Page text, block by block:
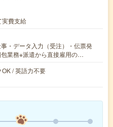
実費支給
・データ入力（受注）・伝票発
業務※派遣から直接雇用の…
/ 英語力不要